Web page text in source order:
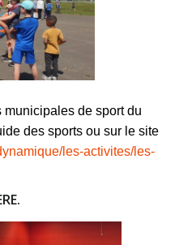
municipales de sport du
des sports ou sur le site
les-activites/les-